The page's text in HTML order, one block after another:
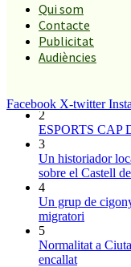
Qui som
Contacte
Publicitat
Audiències
Facebook X-twitter
SUBSCRIURE’M
És tendència ara
deficiències
2
ESPORTS CAP
3
Un historiador
sobre el Castell
4
Un grup de
migratori
5
Normalitat a
encallat